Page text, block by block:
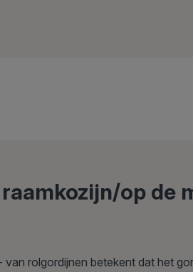
op de
rolgordijnen betekent dat het